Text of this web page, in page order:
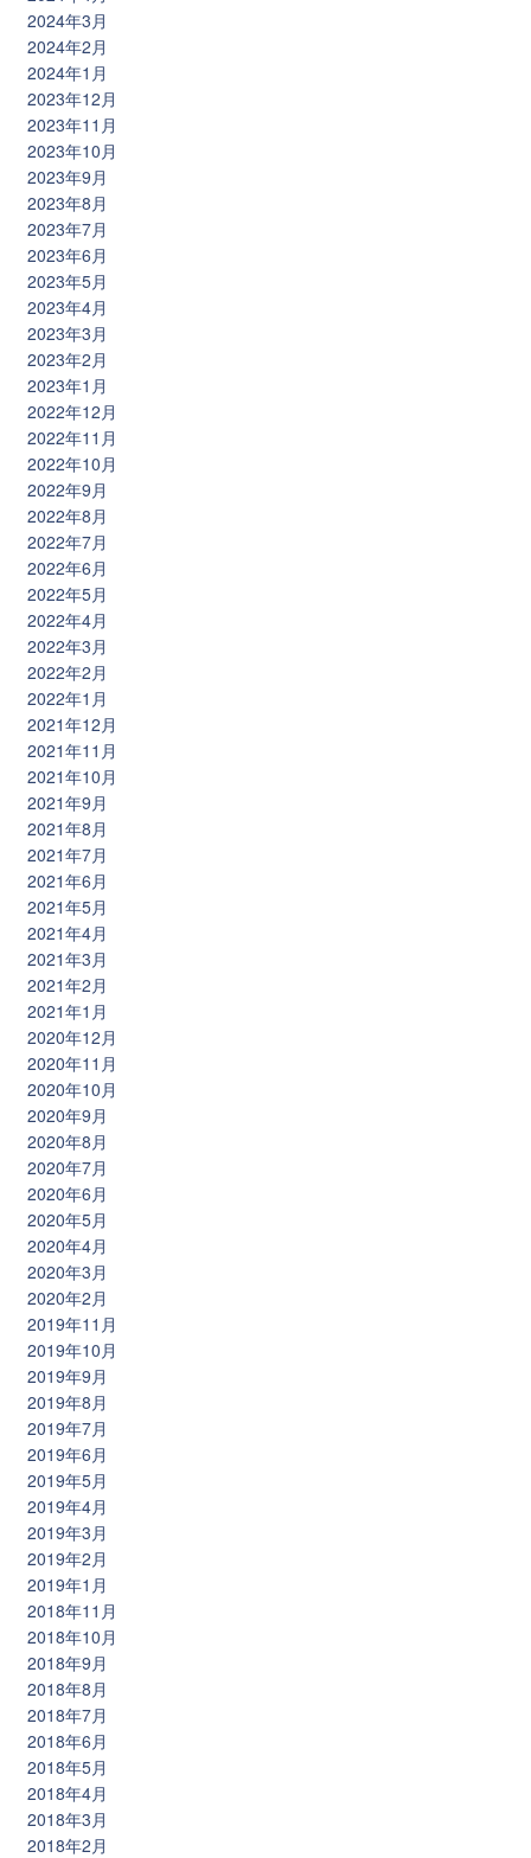
2024年3月
2024年2月
2024年1月
2023年12月
2023年11月
2023年10月
2023年9月
2023年8月
2023年7月
2023年6月
2023年5月
2023年4月
2023年3月
2023年2月
2023年1月
2022年12月
2022年11月
2022年10月
2022年9月
2022年8月
2022年7月
2022年6月
2022年5月
2022年4月
2022年3月
2022年2月
2022年1月
2021年12月
2021年11月
2021年10月
2021年9月
2021年8月
2021年7月
2021年6月
2021年5月
2021年4月
2021年3月
2021年2月
2021年1月
2020年12月
2020年11月
2020年10月
2020年9月
2020年8月
2020年7月
2020年6月
2020年5月
2020年4月
2020年3月
2020年2月
2019年11月
2019年10月
2019年9月
2019年8月
2019年7月
2019年6月
2019年5月
2019年4月
2019年3月
2019年2月
2019年1月
2018年11月
2018年10月
2018年9月
2018年8月
2018年7月
2018年6月
2018年5月
2018年4月
2018年3月
2018年2月